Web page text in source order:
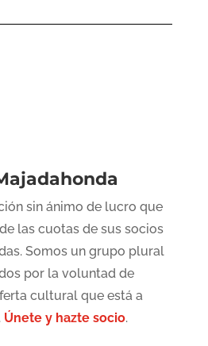
sin ánimo de lucro que
las cuotas de sus socios
Somos un grupo plural
por la voluntad de
cultural que está a
Únete y hazte socio.